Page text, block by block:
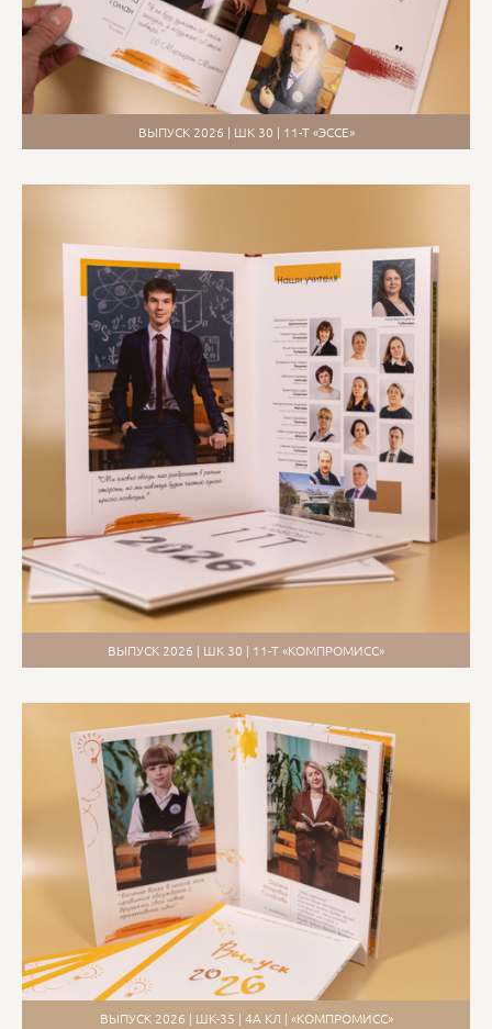
ВЫПУСК 2026 | ШК 30 | 11-Т «ЭССЕ»
ВЫПУСК 2026 | ШК 30 | 11-Т «КОМПРОМИСС»
ВЫПУСК 2026 | ШК-35 | 4А КЛ | «КОМПРОМИСС»